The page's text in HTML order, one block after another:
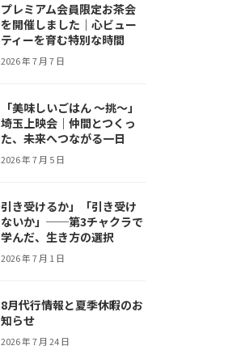
プレミアム会員限定お茶会
を開催しました｜心ビュー
ティーを育む特別な時間
2026 年 7 月 7 日
「美味しいごはん ～挑～」
埼玉上映会｜仲間とつくっ
た、未来へつながる一日
2026 年 7 月 5 日
引き受けるか」「引き受け
ないか」──第3チャクラで
学んだ、生き方の選択
2026 年 7 月 1 日
8月代行情報と夏季休暇のお
知らせ
2026 年 7 月 24 日